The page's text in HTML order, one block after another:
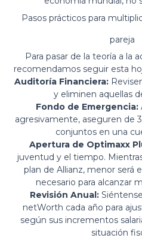
Pasos prácticos para
pareja
Para pasar de la teoría a la
recomendamos seguir esta
Auditoría Financiera:
y eliminen aquellas
Fondo de Emergencia:
agresivamente, aseguren de
conjuntos en una
Apertura de Optimaxx
juventud y el tiempo.
plan de Allianz, menor será
necesario para alcanzar
Revisión Anual:
netWorth cada año para
según sus incrementos
situación